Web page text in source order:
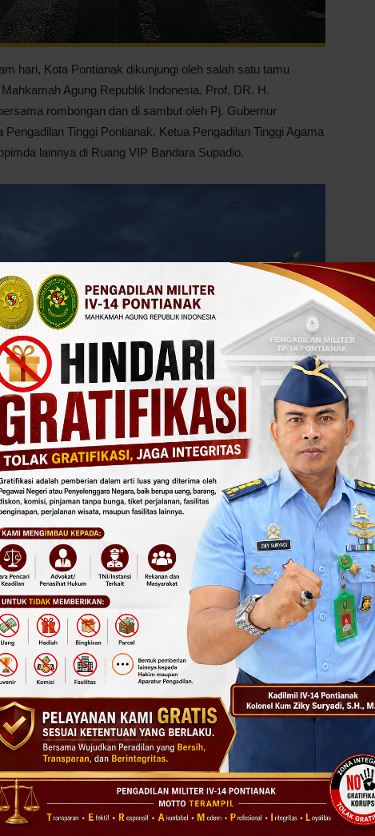
hari, Kota Pontianak dikunjungi oleh salah satu tamu
Agung Republik Indonesia. Prof. DR. H.
rombongan dan di sambut oleh Pj. Gubernur
Tinggi Pontianak, Ketua Pengadilan Tinggi Agama
lainnya di Ruang VIP Bandara Supadio.
tersebut di Bumi Khatulistiwa di sambut dengan tarian